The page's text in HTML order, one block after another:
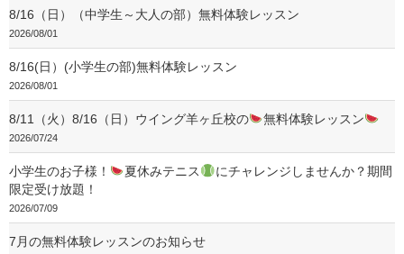
8/16（日）（中学生～大人の部）無料体験レッスン
2026/08/01
8/16(日）(小学生の部)無料体験レッスン
2026/08/01
8/11（火）8/16（日）ウイング羊ヶ丘校の 無料体験レッスン
2026/07/24
小学生のお子様！ 夏休みテニス
にチャレンジしませんか？期間
限定受け放題！
2026/07/09
7月の無料体験レッスンのお知らせ